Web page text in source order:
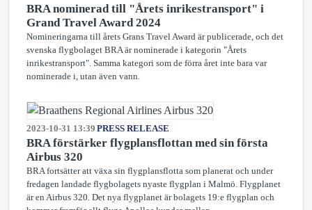
BRA nominerad till "Årets inrikestransport" i
Grand Travel Award 2024
Nomineringarna till årets Grans Travel Award är publicerade, och det
svenska flygbolaget BRA är nominerade i kategorin "Årets
inrikestransport". Samma kategori som de förra året inte bara var
nominerade i, utan även vann.
2023-10-31 13:39 PRESS RELEASE
BRA förstärker flygplansflottan med sin första
Airbus 320
BRA fortsätter att växa sin flygplansflotta som planerat och under
fredagen landade flygbolagets nyaste flygplan i Malmö. Flygplanet
är en Airbus 320. Det nya flygplanet är bolagets 19:e flygplan och